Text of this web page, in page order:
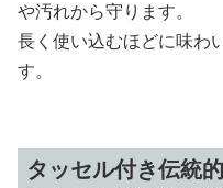
や汚れから守ります。
長く使い込むほどに味わ
す。
タッセル付き伝統